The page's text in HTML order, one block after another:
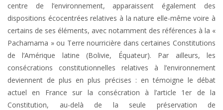
centre de l’environnement, apparaissent également des
dispositions écocentrées relatives à la nature elle-même voire à
certains de ses éléments, avec notamment des références à la «
Pachamama » ou Terre nourricière dans certaines Constitutions
de l’Amérique latine (Bolivie, Équateur). Par ailleurs, les
consécrations constitutionnelles relatives à l’environnement
deviennent de plus en plus précises : en témoigne le débat
actuel en France sur la consécration à l’article 1er de la
Constitution, au-delà de la seule préservation de